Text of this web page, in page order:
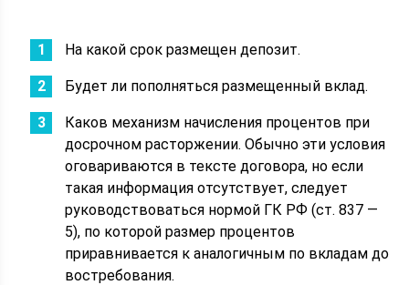
На какой срок размещен депозит.
Будет ли пополняться размещенный вклад.
Каков механизм начисления процентов при
досрочном расторжении. Обычно эти условия
оговариваются в тексте договора, но если
такая информация отсутствует, следует
руководствоваться нормой ГК РФ (ст. 837 —
5), по которой размер процентов
приравнивается к аналогичным по вкладам до
востребования.